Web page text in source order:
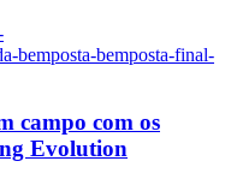
bemposta-bemposta-final-
campo com os
Evolution